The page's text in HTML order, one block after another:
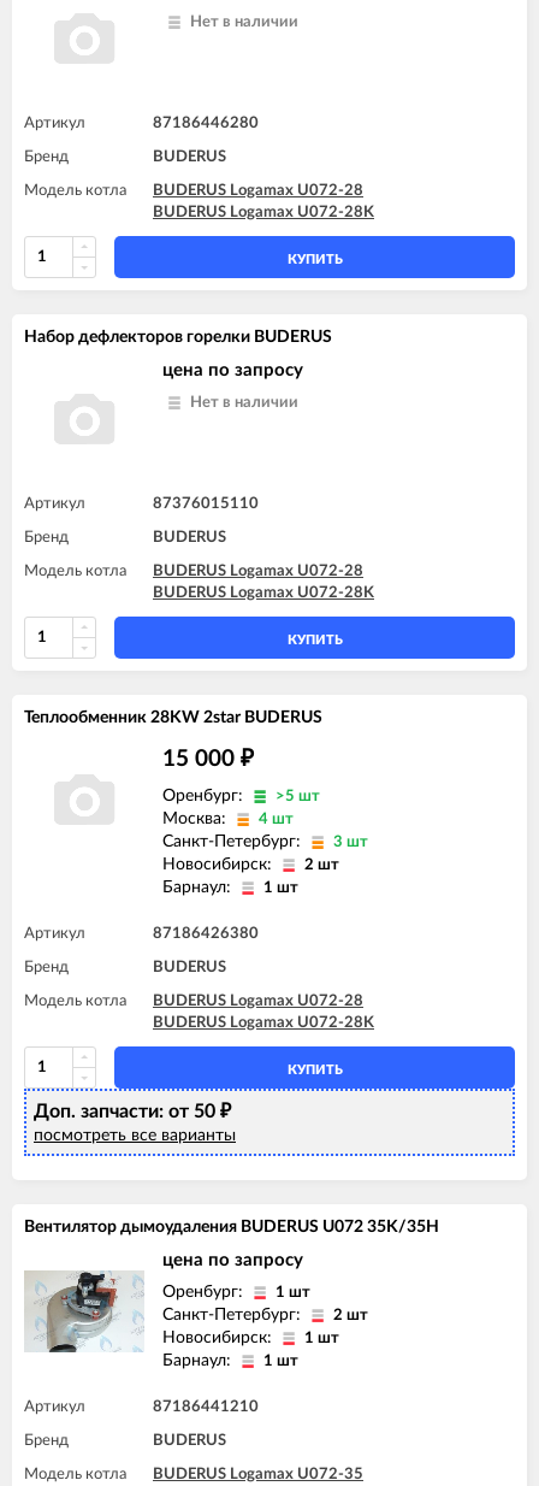
Нет в наличии
Артикул 87186446280
Бренд BUDERUS
Модель котла
BUDERUS Logamax U072-28
BUDERUS Logamax U072-28K
КУПИТЬ
Набор дефлекторов горелки BUDERUS
цена по запросу
Нет в наличии
Артикул 87376015110
Бренд BUDERUS
Модель котла
BUDERUS Logamax U072-28
BUDERUS Logamax U072-28K
КУПИТЬ
Теплообменник 28KW 2star BUDERUS
15 000 ₽
Оренбург: >5 шт
Москва: 4 шт
Санкт-Петербург: 3 шт
Новосибирск: 2 шт
Барнаул: 1 шт
Артикул 87186426380
Бренд BUDERUS
Модель котла
BUDERUS Logamax U072-28
BUDERUS Logamax U072-28K
КУПИТЬ
Доп. запчасти: от 50 ₽
посмотреть все варианты
Вентилятор дымоудаления BUDERUS U072 35K/35H
цена по запросу
Оренбург: 1 шт
Санкт-Петербург: 2 шт
Новосибирск: 1 шт
Барнаул: 1 шт
Артикул 87186441210
Бренд BUDERUS
Модель котла
BUDERUS Logamax U072-35